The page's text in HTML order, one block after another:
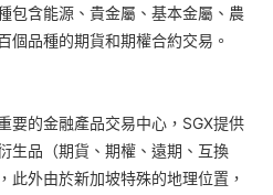
包含能源、貴金屬、基本金屬、農
個品種的期貨和期權合約交易。
要的金融產品交易中心，SGX提供
生品（期貨、期權、遠期、互換
此外由於新加坡特殊的地理位置，